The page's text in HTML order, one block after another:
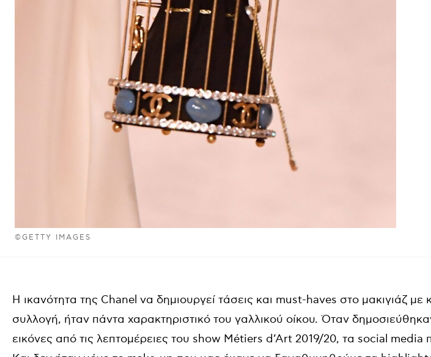
©GETTY IMAGES
Η ικανότητα της Chanel να δημιουργεί τάσεις και must-haves στο μακιγιάζ με
συλλογή, ήταν πάντα χαρακτηριστικό του γαλλικού οίκου. Όταν
εικόνες από τις λεπτομέρειες του show Métiers d’Art 2019/20, τα social media